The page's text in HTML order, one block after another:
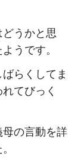
うかと思
うです。
らくしてま
てびっく
母の言動を詳